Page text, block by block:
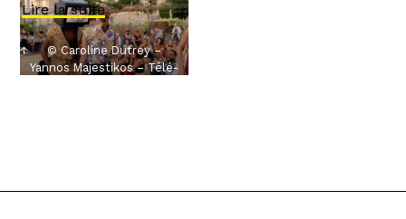
© Caroline Dutrey –
Yannos Majestikos – Télé-
Lire la suite